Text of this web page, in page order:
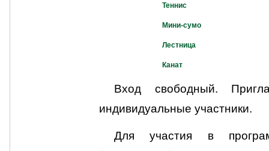
Теннис
Мини-сумо
Лестница
Канат
Вход свободный.
индивидуальные участники.
Для участия в